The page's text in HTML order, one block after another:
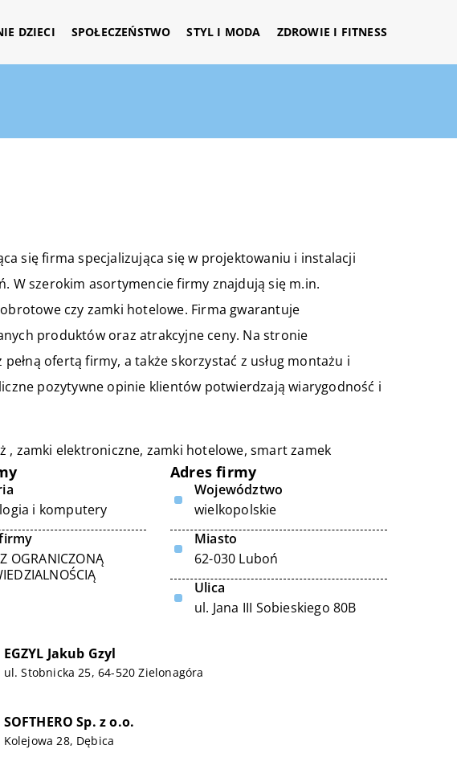
DZIECI SPOŁECZEŃSTWO STYL I MODA ZDROWIE I FITNESS
się firma specjalizująca się w projektowaniu i instalacji
W szerokim asortymencie firmy znajdują się m.in.
czy zamki hotelowe. Firma gwarantuje
produktów oraz atrakcyjne ceny. Na stronie
ofertą firmy, a także skorzystać z usług montażu i
pozytywne opinie klientów potwierdzają wiarygodność i
, zamki elektroniczne, zamki hotelowe,smart zamek
i komputery
OGRANICZONĄ
Adres firmy
Województwo
wielkopolskie
Miasto
62-030 Luboń
Ulica
ul. Jana III Sobieskiego 80B
EGZYL Jakub Gzyl
ul. Stobnicka 25, 64-520 Zielonagóra
SOFTHERO Sp. z o.o.
Kolejowa 28, Dębica